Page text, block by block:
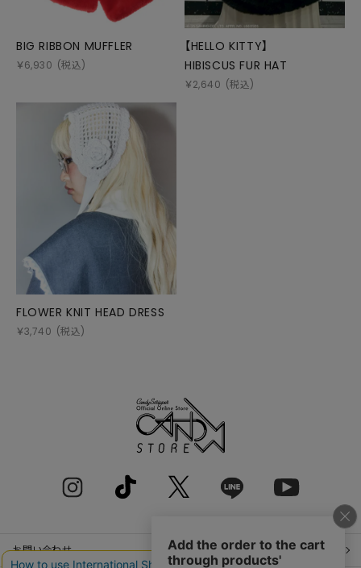
BIG RIBBON MUFFLER
￥6,930 (税込)
【HELLO KITTY】
HIBISCUS FUR HAT
￥2,640 (税込)
FLOWER KNIT HEAD DRESS
￥3,740 (税込)
お問い合わせ